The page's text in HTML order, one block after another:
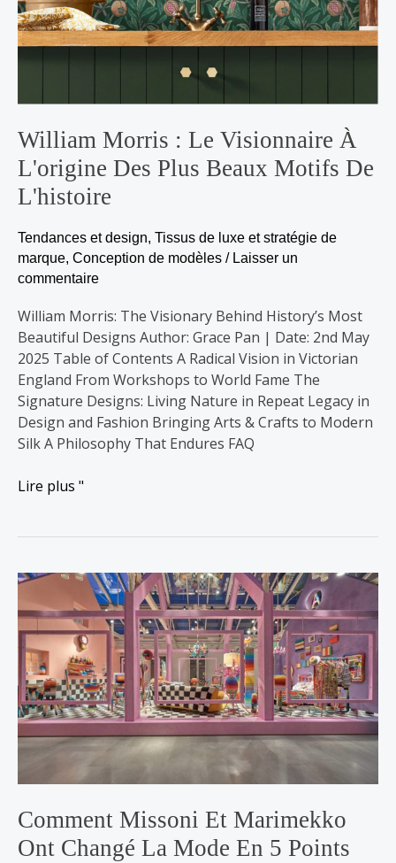
William Morris : Le Visionnaire À
L'origine Des Plus Beaux Motifs De
L'histoire
Tendances et design, Tissus de luxe et stratégie de
marque, Conception de modèles / Laisser un
commentaire
William Morris: The Visionary Behind History’s Most
Beautiful Designs Author: Grace Pan | Date: 2nd May
2025 Table of Contents A Radical Vision in Victorian
England From Workshops to World Fame The
Signature Designs: Living Nature in Repeat Legacy in
Design and Fashion Bringing Arts & Crafts to Modern
Silk A Philosophy That Endures FAQ
l'histoire
Lire plus "
Comment Missoni Et Marimekko
Ont Changé La Mode En 5 Points
Comment
Missoni
et
Marimekko
ont
changé
la
mode
en